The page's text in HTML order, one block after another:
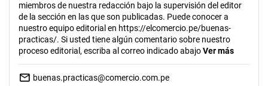
miembros de nuestra redacción bajo la supervisión del editor
de la sección en las que son publicadas. Puede conocer a
nuestro equipo editorial en https://elcomercio.pe/buenas-
practicas/. Si usted tiene algún comentario sobre nuestro
proceso editorial, escriba al correo indicado abajoVer más
buenas.practicas@comercio.com.pe